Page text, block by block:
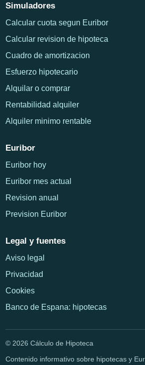
Simuladores
Calcular cuota segun Euribor
Calcular revision de hipoteca
Cuadro de amortizacion
Esfuerzo hipotecario
Alquilar o comprar
Rentabilidad alquiler
Alquiler minimo rentable
Euribor
Euribor hoy
Euribor mes actual
Revision anual
Prevision Euribor
Legal y fuentes
Aviso legal
Privacidad
Cookies
Banco de Espana: hipotecas
© 2026 Cálculo de Hipoteca
Contenido informativo sobre hipotecas y